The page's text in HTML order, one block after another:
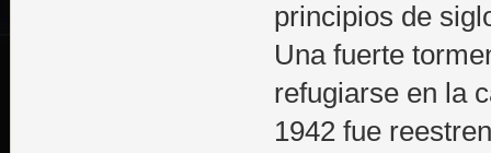
principios de
Una fuerte
refugiarse en la
1942 fue